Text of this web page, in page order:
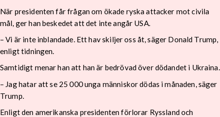
När presidenten får frågan om ökade ryska attacker mot civila
mål, ger han beskedet att det inte angår USA.
– Vi är inte inblandade. Ett hav skiljer oss åt, säger Donald Trump,
enligt tidningen.
Samtidigt menar han att han är bedrövad över dödandet i Ukraina.
– Jag hatar att se 25 000 unga människor dödas i månaden, säger
Trump.
Enligt den amerikanska presidenten förlorar Ryssland och